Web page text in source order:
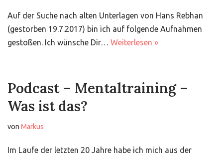
Auf der Suche nach alten Unterlagen von Hans Rebhan
(gestorben 19.7.2017) bin ich auf folgende Aufnahmen
gestoßen. Ich wünsche Dir… Weiterlesen »
Podcast – Mentaltraining –
Was ist das?
von Markus
Im Laufe der letzten 20 Jahre habe ich mich aus der